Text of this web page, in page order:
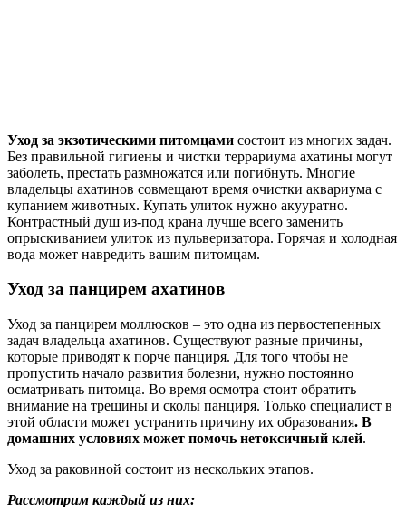
Уход за экзотическими питомцами состоит из многих задач.
Без правильной гигиены и чистки террариума ахатины могут
заболеть, престать размножатся или погибнуть. Многие
владельцы ахатинов совмещают время очистки аквариума с
купанием животных. Купать улиток нужно акууратно.
Контрастный душ из-под крана лучше всего заменить
опрыскиванием улиток из пульверизатора. Горячая и холодная
вода может навредить вашим питомцам.
Уход за панцирем ахатинов
Уход за панцирем моллюсков – это одна из первостепенных
задач владельца ахатинов. Существуют разные причины,
которые приводят к порче панциря. Для того чтобы не
пропустить начало развития болезни, нужно постоянно
осматривать питомца. Во время осмотра стоит обратить
внимание на трещины и сколы панциря. Только специалист в
этой области может устранить причину их образования. В
домашних условиях может помочь нетоксичный клей.
Уход за раковиной состоит из нескольких этапов.
Рассмотрим каждый из них: